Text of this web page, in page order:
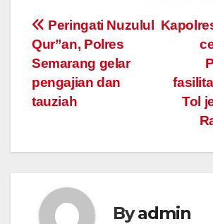
Post
navigation
Tol
Peringati Nuzulul
Qur”an, Polres
Semarang gelar
pengajian dan
tauziah
Byadmin